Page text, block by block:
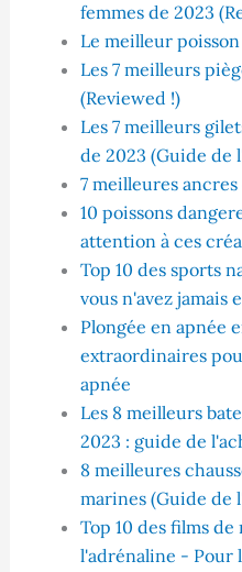
femmes de 2023
Le meilleur
Les 7 meilleurs
(Reviewed !)
Les 7 meilleurs
de 2023 (Guide de
7 meilleures
10 poissons
attention à ces
Top 10 des sports
vous n'avez jamais
Plongée en apnée
extraordinaires
apnée
Les 8 meilleurs
2023 : guide de
8 meilleures
marines (Guide de
Top 10 des films
l'adrénaline - Pour